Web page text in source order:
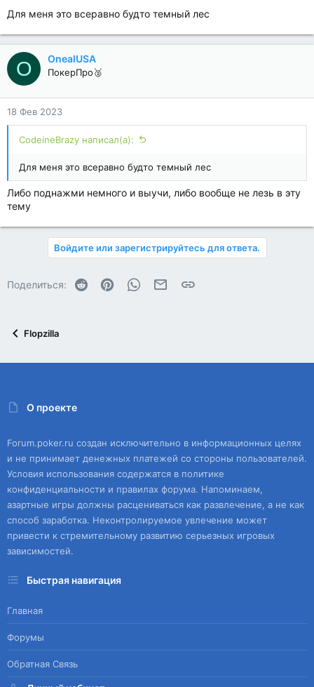
Для меня это всеравно будто темный лес
O OnealUSA
ПокерПро🥈
18 Фев 2023
CodeineBrazy написал(а):
Для меня это всеравно будто темный лес
Либо поднажми немного и выучи, либо вообще не лезь в эту
тему
Войдите или зарегистрируйтесь для ответа.
Поделиться: Reddit PinterestWhatsAppЭлектронная почта
Ссылка
Flopzilla
О проекте
Forum.poker.ru создан исключительно в информационных целях
и не принимает денежных платежей со стороны пользователей.
Условия использования содержатся в политике
конфиденциальности и правилах форума. Напоминаем,
азартные игры должны расцениваться как развлечение, а не как
способ заработка. Неконтролируемое увлечение может
привести к стремительному развитию серьезных игровых
зависимостей.
Быстрая навигация
Главная
Форумы
Обратная Связь